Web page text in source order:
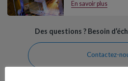
En savoir plus
Des questions ? Besoin
Contactez-